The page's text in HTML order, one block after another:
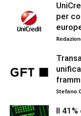
per
Stefano
Il